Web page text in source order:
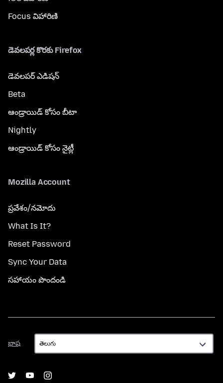
Focus విహారిణి
డెవలపర్ల కొరకు Firefox
డెవలపర్ ఎడిషన్
Beta
ఆండ్రాయిడ్ కోసం బీటా
Nightly
ఆండ్రాయిడ్ కోసం నైట్లీ
Mozilla Account
ప్రవేశం/నమోదు
What Is It?
Reset Password
Sync Your Data
సహాయం పొందండి
భాష
భాష